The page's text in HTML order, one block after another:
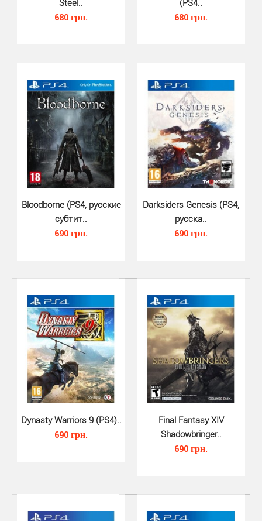
This is the Police 2 (PS4, русс..
450 грн.
This is the Police 2 PS4 - это продолжение необычной
нуар-драмы This is the Police.Трактуйте законы ..
Steel..
680 грн.
(PS4..
680 грн.
Bloodborne (PS4, русские
субтит..
690 грн.
Darksiders Genesis (PS4,
русска..
690 грн.
Dynasty Warriors 9 (PS4)..
690 грн.
Final Fantasy XIV
Shadowbringer..
690 грн.